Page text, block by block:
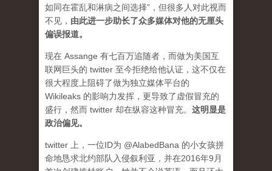
如同在霍乱和淋病之间选择”，但很多人对此视而
不见， 由此进一步助长了众多媒体对他的无厘头
偏误报道。
现在 Assange 有七百万追随者，而做为美国互
联网巨头的 twitter 至今拒绝给他认证，这不仅在
很大程度上阻碍了做为独立媒体平台的
Wikileaks 的影响力发挥，更导致了虚假冒充的
盛行，然而 twitter 却在纵容这种冒充。 这明显是
政治偏见。
twitter 上，一位ID为 @AlabedBana 的小女孩拼
命地恳求北约部队入侵叙利亚，并在2016年9月